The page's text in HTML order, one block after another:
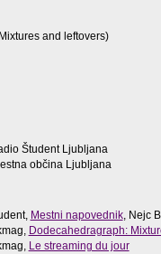
and leftovers)
Študent Ljubljana
občina Ljubljana
Mestni napovednik, Nejc
Dodecahedragraph:
Le streaming du jour